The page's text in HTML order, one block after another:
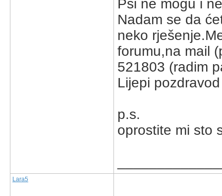
Psi ne mogu i
Nadam se da
neko
forumu,na mail
521803 (radim
Lijepi
p.s.
oprostite mi sto
Lara5